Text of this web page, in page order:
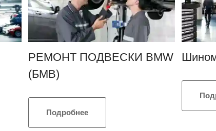
РЕМОНТ ПОДВЕСКИ BMW
(БМВ)
Подробнее